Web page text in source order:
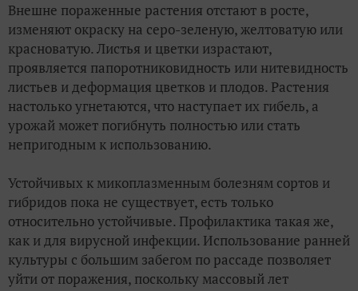
Внешне пораженные растения отстают в росте,
изменяют окраску на серо-зеленую, желтоватую или
красноватую. Листья и цветки израстают,
проявляется папоротниковидность или нитевидность
листьев и деформация цветков и плодов. Растения
настолько угнетаются, что наступает их гибель, а
урожай может погибнуть полностью или стать
непригодным к использованию.
Устойчивых к микоплазменным болезням сортов и
гибридов пока не существует, есть только
относительно устойчивые. Профилактика такая же,
как и для вирусной инфекции. Использование ранней
культуры с большим забегом по рассаде позволяет
уйти от поражения, поскольку массовый лет